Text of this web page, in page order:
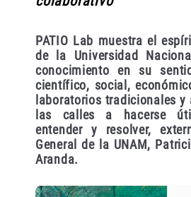
PATIO Lab muestra el
de la Universidad
conocimiento en su
científico, social,
laboratorios tradicionales
las calles a hacerse
entender y resolver,
General de la UNAM,
Aranda.